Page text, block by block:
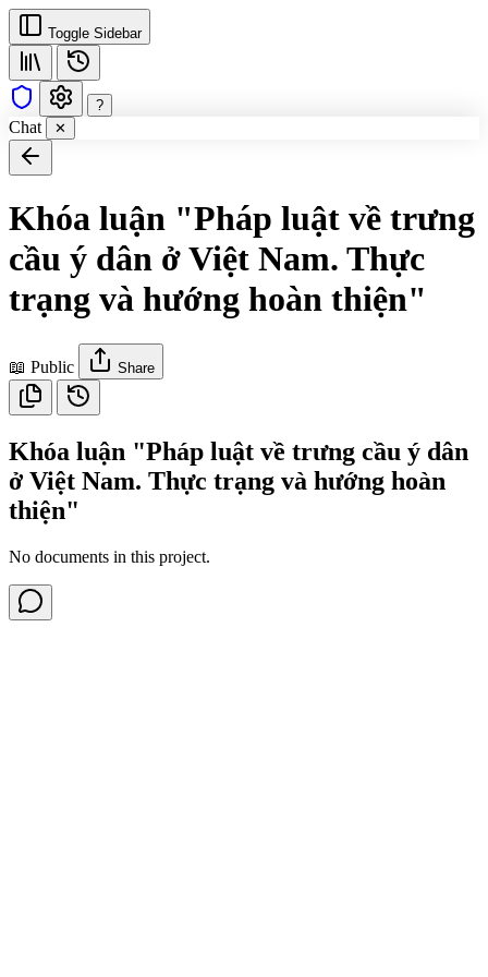
Toggle Sidebar
?
Chat ✕
Khóa luận "Pháp luật về trưng
cầu ý dân ở Việt Nam. Thực
trạng và hướng hoàn thiện"
📖 Public Share
Khóa luận "Pháp luật về trưng cầu ý dân
ở Việt Nam. Thực trạng và hướng hoàn
thiện"
No documents in this project.